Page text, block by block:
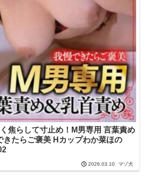
く焦らして寸止め！M男専用 言葉責め
きたらご褒美 Hカップわか菜ほの
2026.03.10 マゾ犬